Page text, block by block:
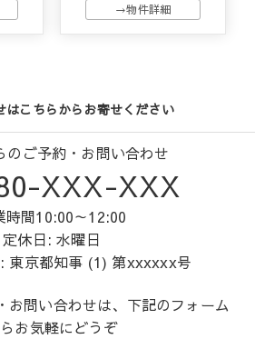
→物件詳細
はこちらからお寄せください
のご予約・お問い合わせ
XXX-XXX
時間10:00～12:00
定休日: 水曜日
東京都知事 (1) 第xxxxxx号
お問い合わせは、下記のフォーム
お気軽にどうぞ